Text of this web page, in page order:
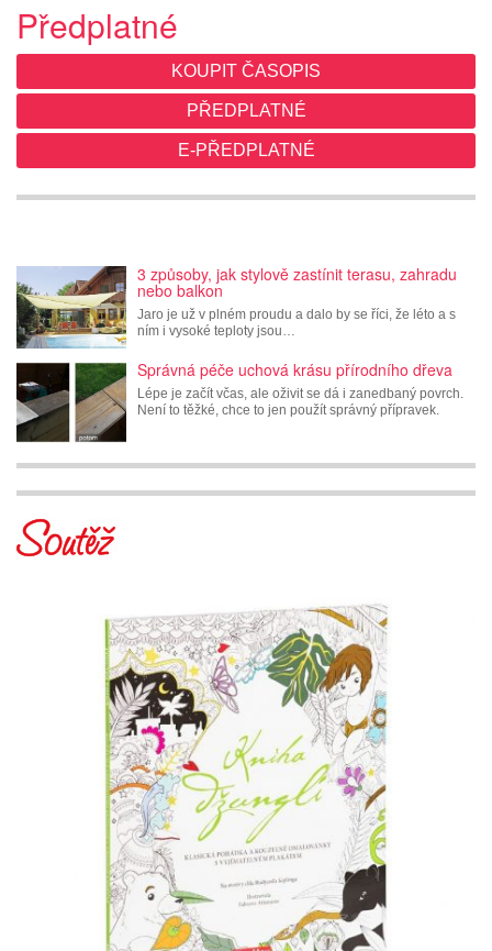
Předplatné
KOUPIT ČASOPIS
PŘEDPLATNÉ
E-PŘEDPLATNÉ
3 způsoby, jak stylově zastínit terasu, zahradu
nebo balkon
Jaro je už v plném proudu a dalo by se říci, že léto a s
ním i vysoké teploty jsou…
Správná péče uchová krásu přírodního dřeva
Lépe je začít včas, ale oživit se dá i zanedbaný povrch.
Není to těžké, chce to jen použít správný přípravek.